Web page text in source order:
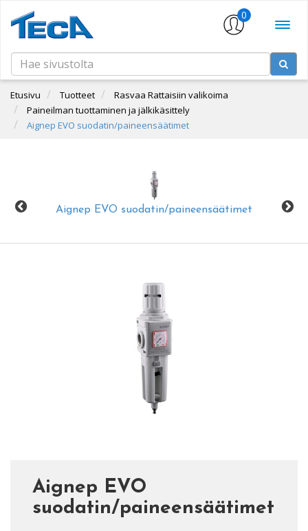
0
Etusivu Tuotteet
Rasvaa Rattaisiin valikoima
Paineilman tuottaminen ja jälkikäsittely
Aignep EVO suodatin/paineensäätimet
Aignep EVO suodatin/paineensäätimet
Aignep EVO
suodatin/paineensäätimet